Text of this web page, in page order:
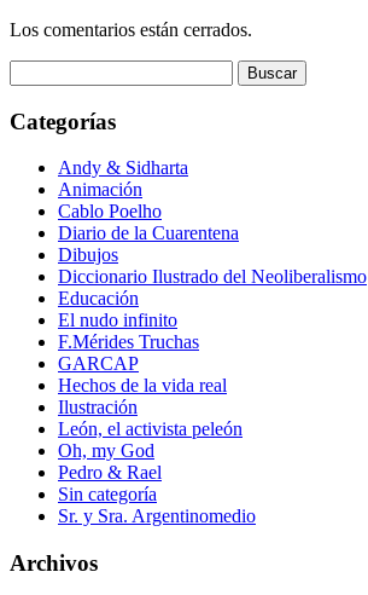
Los comentarios están cerrados.
Categorías
Andy & Sidharta
Animación
Cablo Poelho
Diario de la Cuarentena
Dibujos
Diccionario Ilustrado del Neoliberalismo
Educación
El nudo infinito
F.Mérides Truchas
GARCAP
Hechos de la vida real
Ilustración
León, el activista peleón
Oh, my God
Pedro & Rael
Sin categoría
Sr. y Sra. Argentinomedio
Archivos